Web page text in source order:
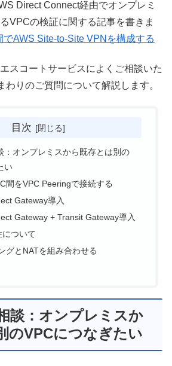
Direct Connect経由でオンプレミ
VPCの検証に関する記事を書きま
AWS Site-to-Site VPNを構成する
スコートサービスによくご相談いた
わりのご質問について解説します。
目次
：オンプレミスから既存とは別の
い
間をVPC Peeringで接続する
Gateway導入
Gateway + Transit Gateway導入
について
グとNATを組み合わせる
談：オンプレミスか
のVPCにつなぎたい